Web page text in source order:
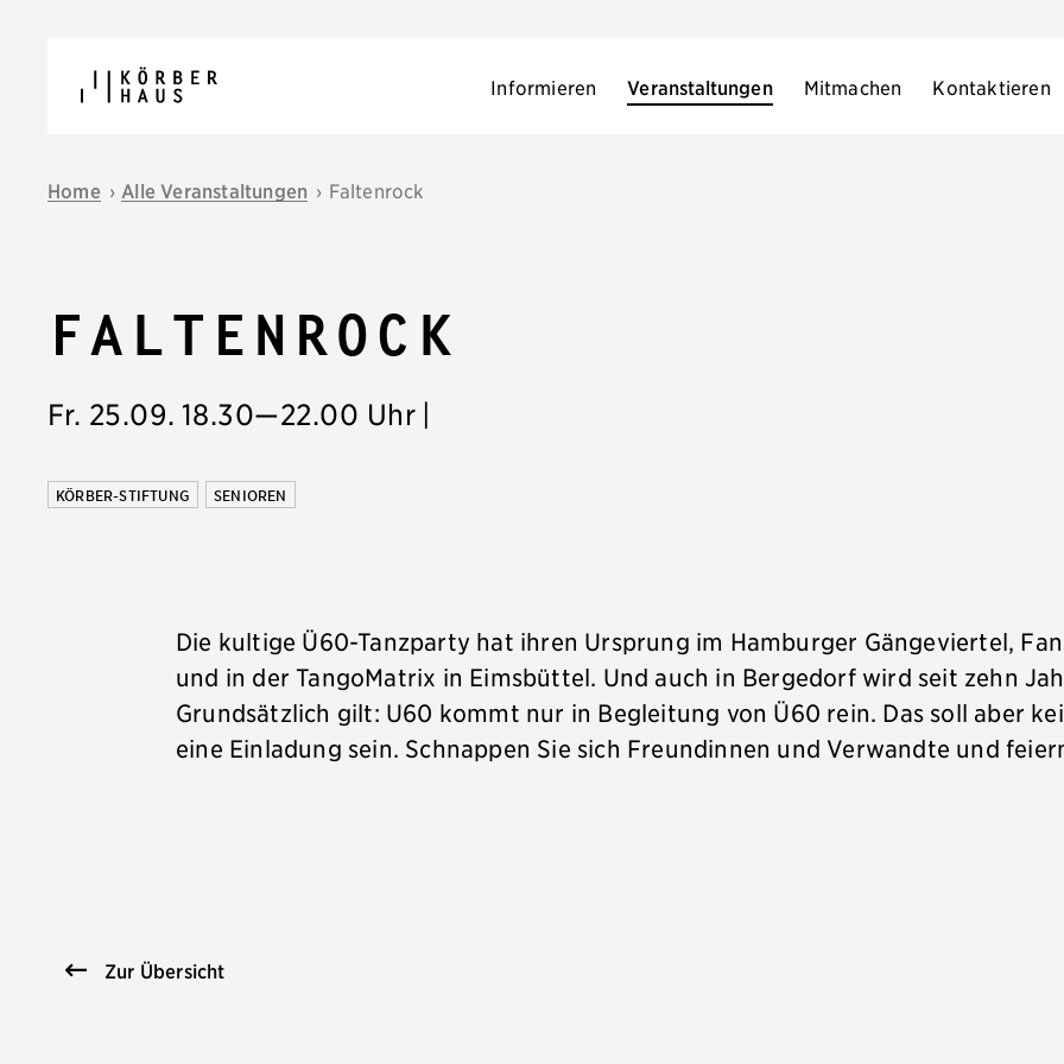
Informieren Veranstaltungen Mitmachen Kontaktieren
Home › Alle Veranstaltungen › Faltenrock
Faltenrock
Fr. 25.09. 18.30—22.00 Uhr
KÖRBER-STIFTUNG SENIOREN
Die kultige Ü60-Tanzparty hat ihren Ursprung im Hamburger Gängeviertel,
und in der TangoMatrix in Eimsbüttel. Und auch in Bergedorf wird seit zehn
Grundsätzlich gilt: U60 kommt nur in Begleitung von Ü60 rein. Das soll aber
eine Einladung sein. Schnappen Sie sich Freundinnen und Verwandte und
Zur Übersicht